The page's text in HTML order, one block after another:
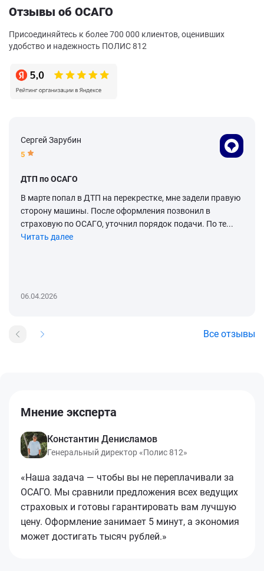
Отзывы об ОСАГО
Присоединяйтесь к более 700 000 клиентов, оценивших
удобство и надежность ПОЛИС 812
Сергей Зарубин
5
ДТП по ОСАГО
В марте попал в ДТП на перекрестке, мне задели правую
сторону машины. После оформления позвонил в
страховую по ОСАГО, уточнил порядок подачи. По те...
Читать далее
06.04.2026
Все отзывы
Мнение эксперта
Константин Денисламов
Генеральный директор «Полис 812»
«Наша задача — чтобы вы не переплачивали за
ОСАГО. Мы сравнили предложения всех ведущих
страховых и готовы гарантировать вам лучшую
цену. Оформление занимает 5 минут, а экономия
может достигать тысяч рублей.»